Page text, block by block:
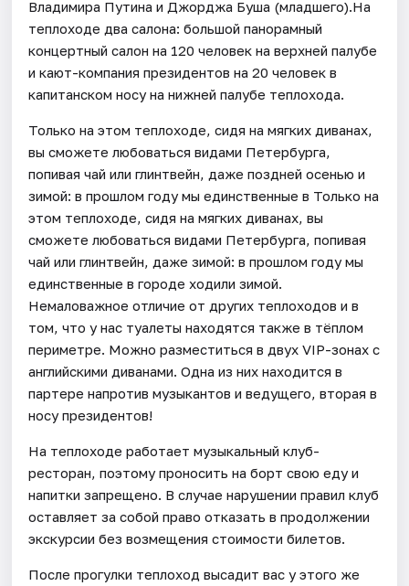
Владимира Путина и Джорджа Буша (младшего).На
теплоходе два салона: большой панорамный
концертный салон на 120 человек на верхней палубе
и кают-компания президентов на 20 человек в
капитанском носу на нижней палубе теплохода.
Только на этом теплоходе, сидя на мягких диванах,
вы сможете любоваться видами Петербурга,
попивая чай или глинтвейн, даже поздней осенью и
зимой: в прошлом году мы единственные в Только на
этом теплоходе, сидя на мягких диванах, вы
сможете любоваться видами Петербурга, попивая
чай или глинтвейн, даже зимой: в прошлом году мы
единственные в городе ходили зимой.
Немаловажное отличие от других теплоходов и в
том, что у нас туалеты находятся также в тёплом
периметре. Можно разместиться в двух VIP-зонах с
английскими диванами. Одна из них находится в
партере напротив музыкантов и ведущего, вторая в
носу президентов!
На теплоходе работает музыкальный клуб-
ресторан, поэтому проносить на борт свою еду и
напитки запрещено. В случае нарушении правил клуб
оставляет за собой право отказать в продолжении
экскурсии без возмещения стоимости билетов.
После прогулки теплоход высадит вас у этого же